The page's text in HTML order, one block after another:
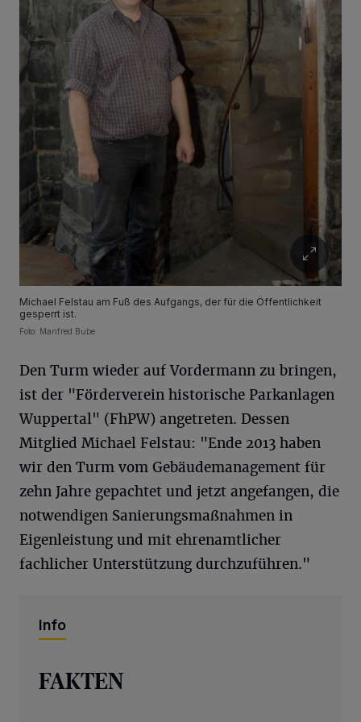
Michael Felstau am Fuß des Aufgangs, der für die Öffentlichkeit
gesperrt ist.
Foto: Manfred Bube
Den Turm wieder auf Vordermann zu bringen,
ist der "Förderverein historische Parkanlagen
Wuppertal" (FhPW) angetreten. Dessen
Mitglied Michael Felstau: "Ende 2013 haben
wir den Turm vom Gebäudemanagement für
zehn Jahre gepachtet und jetzt angefangen, die
notwendigen Sanierungsmaßnahmen in
Eigenleistung und mit ehrenamtlicher
fachlicher Unterstützung durchzuführen."
Info
FAKTEN